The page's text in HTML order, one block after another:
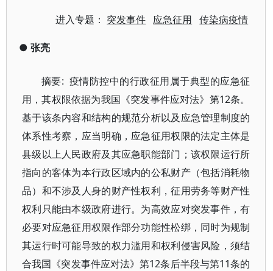
进入专题： 突发事件 应急征用 传染病疫情
● 张亮
摘要: 疫情防控中的行政征用属于典型的应急征
用，其权限依据为我国《突发事件应对法》第12条。
基于该条内容和结构的规范分析以及应急管理制度的
体系性考察，应当明确，应急征用权限的法定主体是
县级以上人民政府及其应急职能部门；该权限运行所
指向的客体为本行政区域内的公私财产（包括消耗物
品）和不涉及人身的财产性权利，征用劳务等财产性
权利只能由本级政府进行。为高效应对突发事件，有
必要对应急征用权限作部分功能性松绑，同时为规制
其运行时可能导致的权力滥用和权利侵害风险，须结
合我国《突发事件应对法》第12条后半段与第11条的